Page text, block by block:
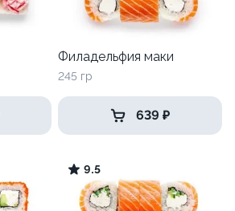
Филадельфия маки
245 гр
639 ₽
9.5